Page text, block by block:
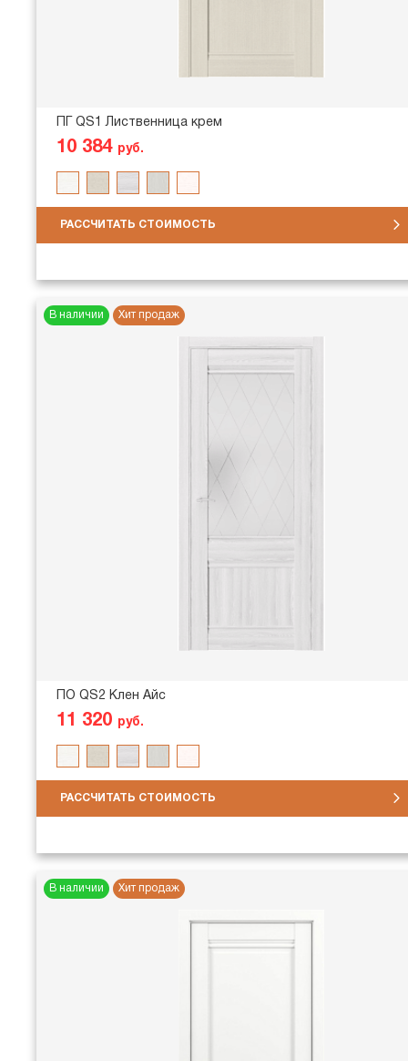
ПГ QS1 Лиственница крем
10 384 руб.
РАССЧИТАТЬ СТОИМОСТЬ
В наличии Хит продаж
ПО QS2 Клен Айс
11 320 руб.
РАССЧИТАТЬ СТОИМОСТЬ
В наличии Хит продаж